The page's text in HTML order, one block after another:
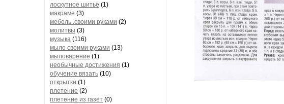
лоскутное шитьё (1)
макраме (3)
мебель .своими руками (2)
молитвы (3)
музыка (116)
мыло своими руками (13)
мыловарение (1)
необычные достижения (1)
обучение вязать (10)
открытки (1)
плетение (2)
плетение из газет (0)